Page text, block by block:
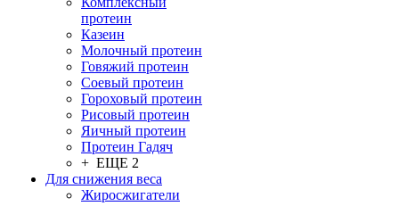
протеин
Казеин
Молочный протеин
Говяжий протеин
Соевый протеин
Гороховый протеин
Рисовый протеин
Яичный протеин
Протеин Гадяч
+ ЕЩЕ 2
Для снижения веса
Жиросжигатели